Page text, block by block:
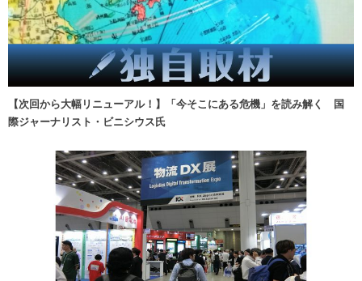
【次回から大幅リニューアル！】「今そこにある危機」を読み解く 国
際ジャーナリスト・ビニシウス氏